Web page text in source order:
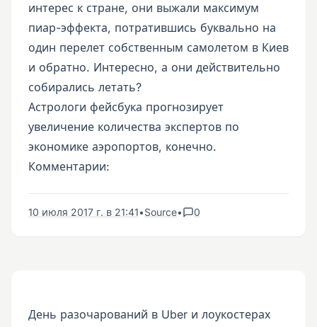
интерес к стране, они выжали максимум
пиар-эффекта, потратившись буквально на
один перелет собственным самолетом в Киев
и обратно. Интересно, а они действительно
собирались летать?
Астрологи фейсбука прогнозирует
увеличение количества экспертов по
экономике аэропортов, конечно.
Комментарии:
10 июля 2017 г. в 21:41•Source• 0
День разочарований в Uber и лоукостерах